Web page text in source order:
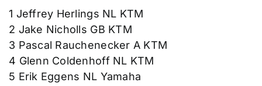
1 Jeffrey Herlings NL KTM
2 Jake Nicholls GB KTM
3 Pascal Rauchenecker A KTM
4 Glenn Coldenhoff NL KTM
5 Erik Eggens NL Yamaha